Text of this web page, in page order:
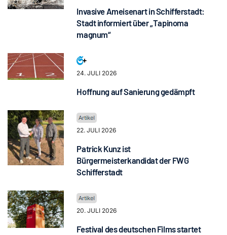
Invasive Ameisenart in Schifferstadt:
Stadt informiert über „Tapinoma
magnum“
24. JULI 2026
Hoffnung auf Sanierung gedämpft
22. JULI 2026
Patrick Kunz ist
Bürgermeisterkandidat der FWG
Schifferstadt
20. JULI 2026
Festival des deutschen Films startet